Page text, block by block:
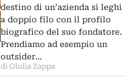
destino di un’azienda si leghi
a doppio filo con il profilo
biografico del suo fondatore.
Prendiamo ad esempio un
outsider…
di Giulia Zappa